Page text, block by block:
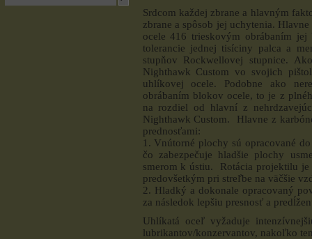
Srdcom každej zbrane a hlavným
zbrane a spôsob jej uchytenia.
ocele 416 trieskovým obrábaním
tolerancie jednej tisíciny palca a
stupňov Rockwellovej stupnice.
Nighthawk Custom vo svojich
uhlíkovej ocele. Podobne ako
obrábaním blokov ocele, to je z
na rozdiel od hlavní z
Nighthawk Custom. Hlavne z
prednosťami:
1. Vnútorné plochy sú opracované
čo zabezpečuje hladšie plochy
smerom k ústiu. Rotácia projektilu
predovšetkým pri streľbe na väčšie
2. Hladký a dokonale opracovaný
za následok lepšiu presnosť a
Uhlíkatá oceľ vyžaduje
lubrikantov/konzervantov, nakoľko